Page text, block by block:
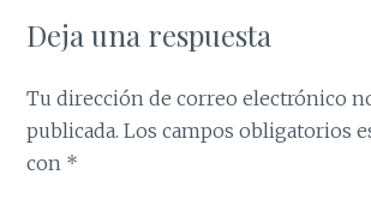
Deja una respuesta
Tu dirección de correo electrónico
publicada. Los campos obligatorios
con *